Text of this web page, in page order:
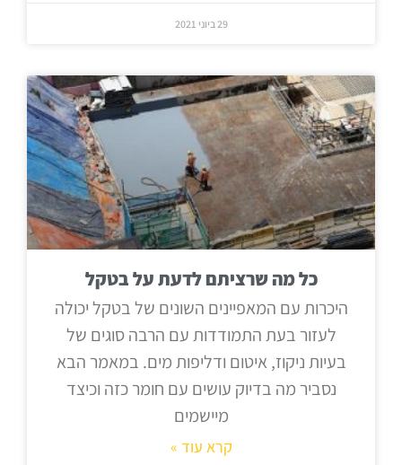
29 ביוני 2021
כל מה שרציתם לדעת על בטקל
היכרות עם המאפיינים השונים של בטקל יכולה
לעזור בעת התמודדות עם הרבה סוגים של
בעיות ניקוז, איטום ודליפות מים. במאמר הבא
נסביר מה בדיוק עושים עם חומר כזה וכיצד
מיישמים
קרא עוד »